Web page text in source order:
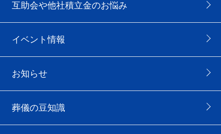
互助会や他社積立金のお悩み
イベント情報
お知らせ
葬儀の豆知識